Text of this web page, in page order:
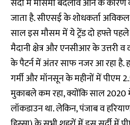
सर्दी में मौसमी बदलाव आने के कारण
जाता है. सीएसई के शोधकर्ता
साल इस मौसम में ये ट्रेंड दो हफ्ते
मैदानी क्षेत्र और एनसीआर के उत्तरी व
के पैटर्न में अंतर साफ नजर आ रहा है.
गर्मी और मॉनसून के महीनों में पीएम
मुकाबले कम रहा, क्योंकि साल 2020
लॉकडाउन था. लेकिन, पंजाब व